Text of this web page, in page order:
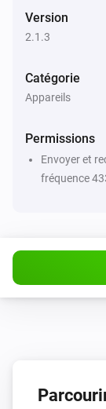
Version
2.1.3
Catégorie
Appareils
Permissions
Envoyer et
fréquence